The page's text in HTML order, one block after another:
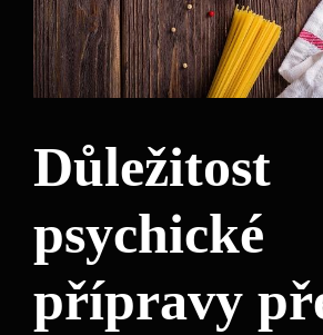
Důležitost
psychické
přípravy